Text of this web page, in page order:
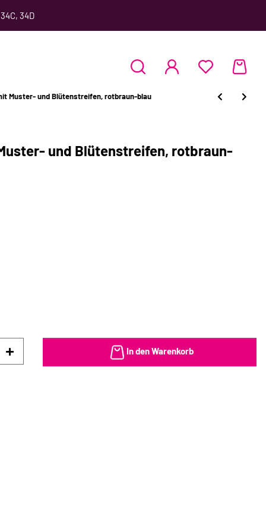
34D
Muster- und Blütenstreifen, rotbraun-blau
und Blütenstreifen, rotbraun-
In den Warenkorb